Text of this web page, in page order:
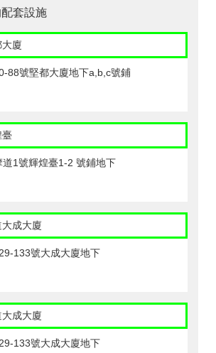
套設施
廈
88號堅都大廈地下a,b,c號鋪
臺
1號輝煌臺1-2 號鋪地下
成大廈
133號大成大廈地下
成大廈
133號大成大廈地下